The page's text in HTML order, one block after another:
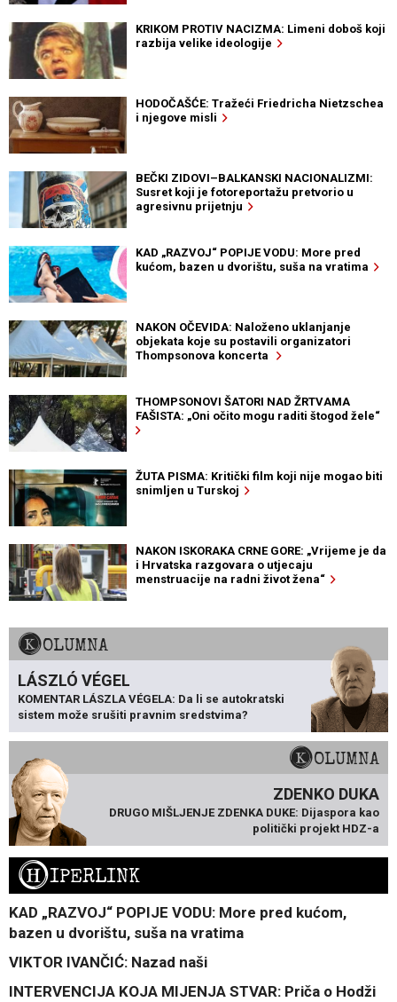
KRIKOM PROTIV NACIZMA: Limeni doboš koji
razbija velike ideologije
HODOČAŠĆE: Tražeći Friedricha Nietzschea
i njegove misli
BEČKI ZIDOVI–BALKANSKI NACIONALIZMI:
Susret koji je fotoreportažu pretvorio u
agresivnu prijetnju
KAD „RAZVOJ“ POPIJE VODU: More pred
kućom, bazen u dvorištu, suša na vratima
NAKON OČEVIDA: Naloženo uklanjanje
objekata koje su postavili organizatori
Thompsonova koncerta
THOMPSONOVI ŠATORI NAD ŽRTVAMA
FAŠISTA: „Oni očito mogu raditi štogod žele“
ŽUTA PISMA: Kritički film koji nije mogao biti
snimljen u Turskoj
NAKON ISKORAKA CRNE GORE: „Vrijeme je da
i Hrvatska razgovara o utjecaju
menstruacije na radni život žena“
KOLUMNA
LÁSZLÓ VÉGEL
KOMENTAR LÁSZLA VÉGELA: Da li se autokratski
sistem može srušiti pravnim sredstvima?
KOLUMNA
ZDENKO DUKA
DRUGO MIŠLJENJE ZDENKA DUKE: Dijaspora kao
politički projekt HDZ-a
HIPERLINK
KAD „RAZVOJ“ POPIJE VODU: More pred kućom,
bazen u dvorištu, suša na vratima
VIKTOR IVANČIĆ: Nazad naši
INTERVENCIJA KOJA MIJENJA STVAR: Priča o Hodži